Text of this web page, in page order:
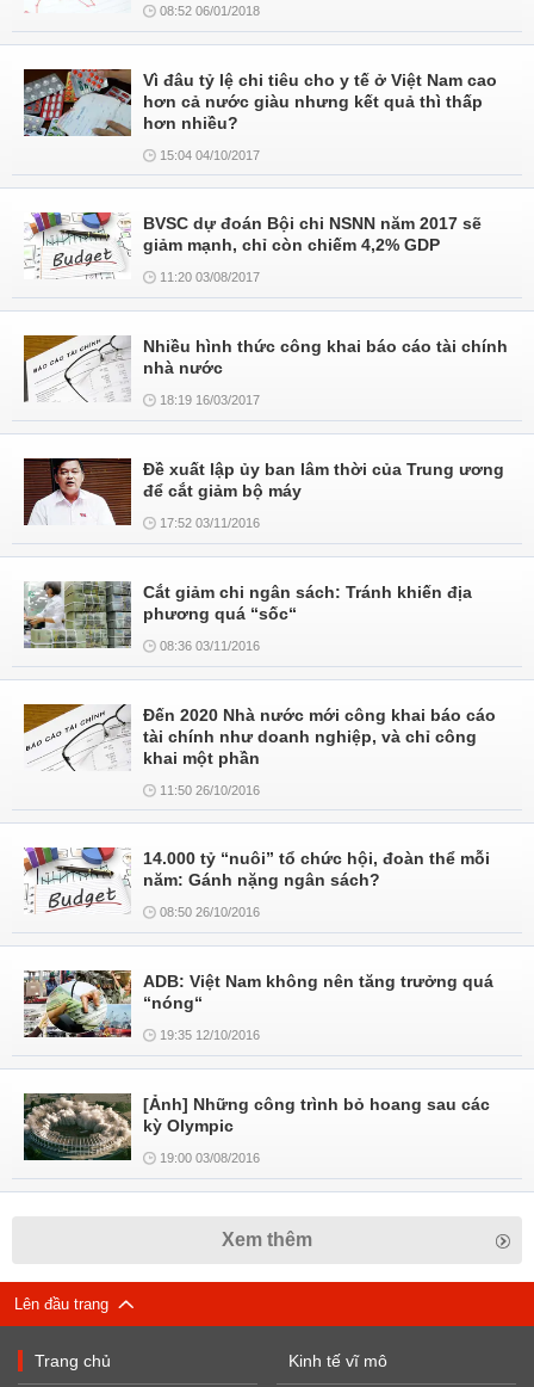
08:52 06/01/2018
Vì đâu tỷ lệ chi tiêu cho y tế ở Việt Nam cao
hơn cả nước giàu nhưng kết quả thì thấp
hơn nhiều?
15:04 04/10/2017
BVSC dự đoán Bội chi NSNN năm 2017 sẽ
giảm mạnh, chỉ còn chiếm 4,2% GDP
11:20 03/08/2017
Nhiều hình thức công khai báo cáo tài chính
nhà nước
18:19 16/03/2017
Đề xuất lập ủy ban lâm thời của Trung ương
để cắt giảm bộ máy
17:52 03/11/2016
Cắt giảm chi ngân sách: Tránh khiến địa
phương quá “sốc“
08:36 03/11/2016
Đến 2020 Nhà nước mới công khai báo cáo
tài chính như doanh nghiệp, và chỉ công
khai một phần
11:50 26/10/2016
14.000 tỷ “nuôi” tổ chức hội, đoàn thể mỗi
năm: Gánh nặng ngân sách?
08:50 26/10/2016
ADB: Việt Nam không nên tăng trưởng quá
“nóng“
19:35 12/10/2016
[Ảnh] Những công trình bỏ hoang sau các
kỳ Olympic
19:00 03/08/2016
Xem thêm
Lên đầu trang
Trang chủ Kinh tế vĩ mô